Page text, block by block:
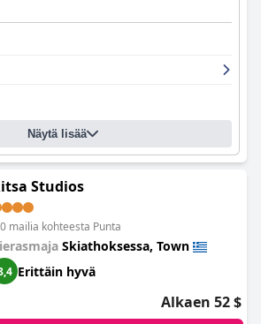
Näytä lisää
Studios
mailia kohteesta Punta
Skiathoksessa, Town
Erittäin hyvä
Alkaen 52 $